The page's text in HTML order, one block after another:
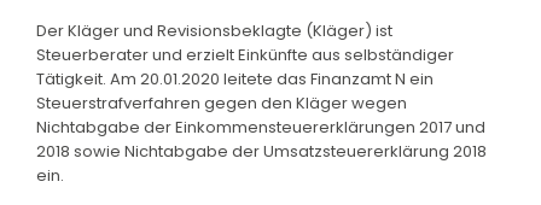
Der Kläger und Revisionsbeklagte (Kläger) ist
Steuerberater und erzielt Einkünfte aus selbständiger
Tätigkeit. Am 20.01.2020 leitete das Finanzamt N ein
Steuerstrafverfahren gegen den Kläger wegen
Nichtabgabe der Einkommensteuererklärungen 2017 und
2018 sowie Nichtabgabe der Umsatzsteuererklärung 2018
ein.